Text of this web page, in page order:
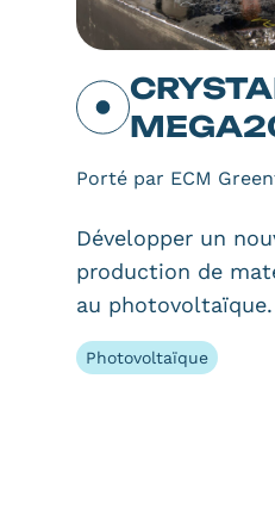
Porté par ECM
Développer un
production de
au photovoltaïque.
Photovoltaïque